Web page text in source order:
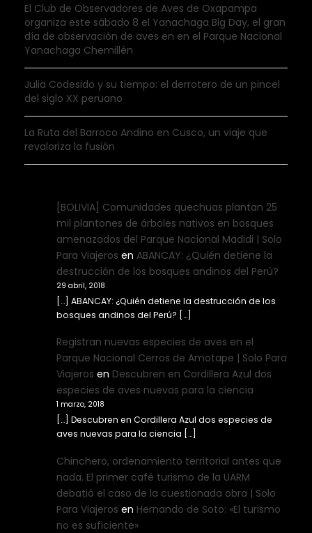
El Club de Observadores de Aves de Oxapampa
organiza este sábado 8 el Yanachaga Big Day, el gran
día de observación de aves en en el Parque Nacional
Yanachaga Chemillén
Julia Codesido y su tiempo: el derrotero de un pincel
del siglo XX peruano
La Ruta del Barroco Andino en Cusco, un viaje que
revaloriza la fusión
[BOLIVIA] Comunidades quechuas plantan 25
mil plantones de árboles nativos en bosques
amenazados del Parque Nacional Madidi | Solo
Para Viajeros en ABANCAY: ¿Quién detiene la
destrucción de los bosques andinos del Perú?
29 abril, 2018
[…] ABANCAY: ¿Quién detiene la destrucción de los
bosques andinos del Perú? […]
Registran nuevas especies de aves en el
Parque Nacional Cerros de Amotape | Solo Para
Viajeros en Descubren en Cordillera Azul dos
especies de aves nuevas para la ciencia
1 marzo, 2018
[…] Descubren en Cordillera Azul dos especies de
aves nuevas para la ciencia […]
Chinchero, ordenamiento territorial antes que
nada. El primer café turismo de la UARM
debatió el caso de la cuestionada obra | Solo
Para Viajeros en Hernando de Soto: «El turismo
no es suficiente»